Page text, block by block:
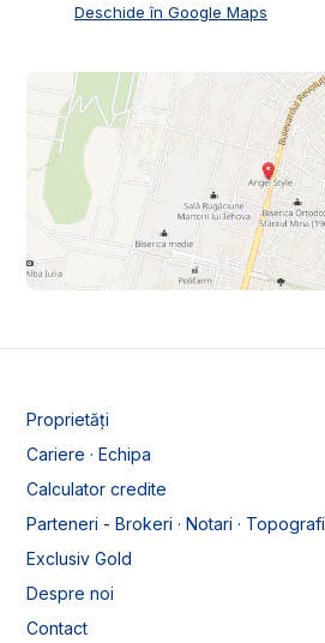
Deschide în Google Maps
Proprietăți
Cariere · Echipa
Calculator credite
Parteneri - Brokeri · Notari · Topografi
Exclusiv Gold
Despre noi
Contact